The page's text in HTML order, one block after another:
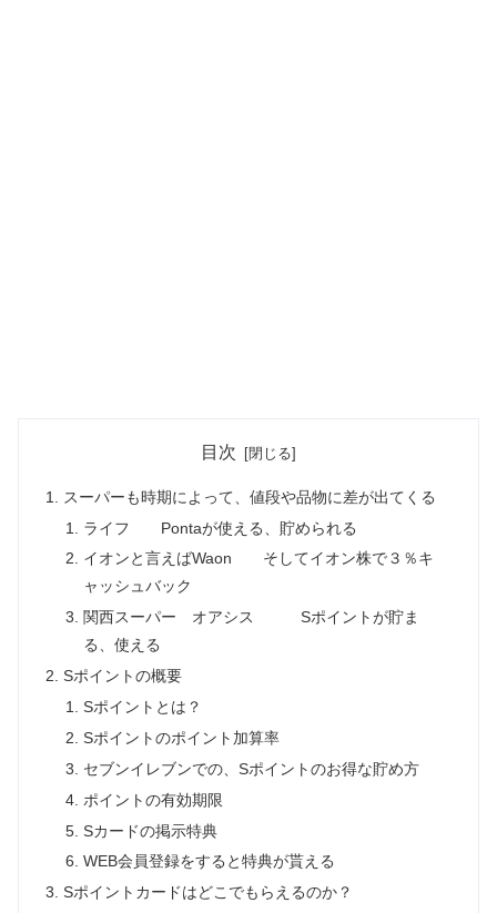
目次
スーパーも時期によって、値段や品物に差が出てくる
ライフ Pontaが使える、貯められる
イオンと言えばWaon そしてイオン株で３％キ
ャッシュバック
関西スーパー オアシス Sポイントが貯ま
る、使える
Sポイントの概要
Sポイントとは？
Sポイントのポイント加算率
セブンイレブンでの、Sポイントのお得な貯め方
ポイントの有効期限
Sカードの掲示特典
WEB会員登録をすると特典が貰える
Sポイントカードはどこでもらえるのか？